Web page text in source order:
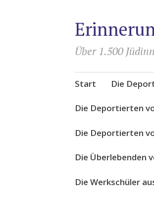
Über 1.500
Zum
springen
Start Die
Die Deportierten
Die Deportierten
Die Überlebenden
Die Werkschüler